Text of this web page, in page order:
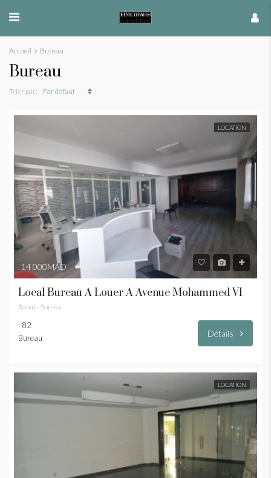
Accueil Bureau
Bureau
Trier par: Par défaut
LOCATION
14 000MAD
Local Bureau À Louer À Avenue Mohammed VI
Rabat - Souissi
: 82
Bureau
Détails
LOCATION